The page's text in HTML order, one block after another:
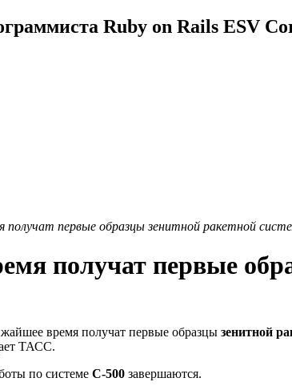
Ruby on Rails ESV
первые образцы зенитной ракетной
получат первые
время получат первые образцы зенитной
ТАСС.
по системе С-500 завершаются.